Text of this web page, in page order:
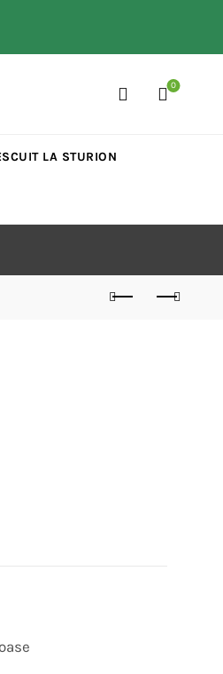
0
LA STURION